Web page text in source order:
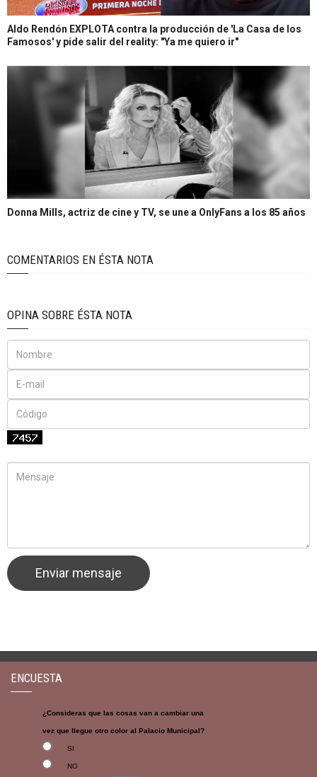
Aldo Rendón EXPLOTA contra la producción de 'La Casa de los
Famosos' y pide salir del reality: "Ya me quiero ir"
Donna Mills, actriz de cine y TV, se une a OnlyFans a los 85 años
COMENTARIOS EN ÉSTA NOTA
OPINA SOBRE ÉSTA NOTA
ENCUESTA
¿Consideras que las cosas van a cambiar una
vez que llegue otro color al Palacio Municipal?
SI
NO